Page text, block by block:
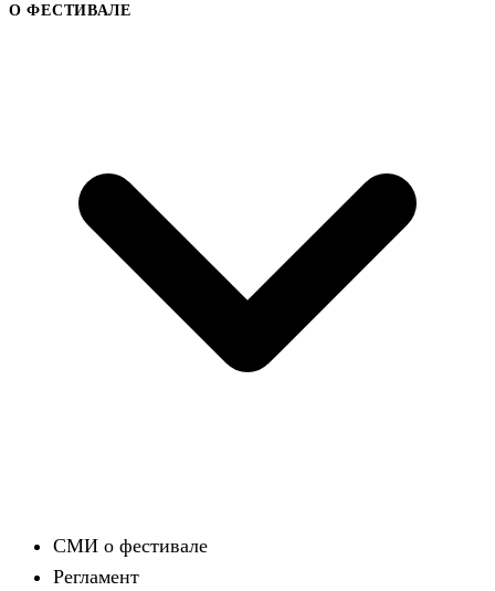
О ФЕСТИВАЛЕ
СМИ о фестивале
Регламент